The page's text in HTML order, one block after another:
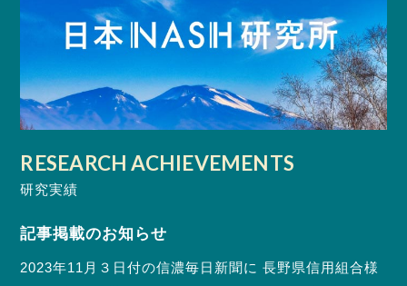
RESEARCH ACHIEVEMENTS
研究実績
記事掲載のお知らせ
2023年11月３日付の信濃毎日新聞に 長野県信用組合様